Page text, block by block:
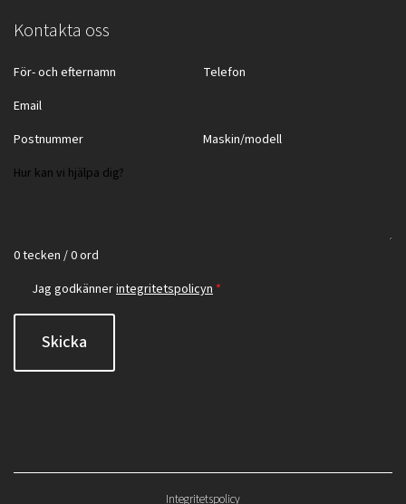
Kontakta oss
0 tecken / 0 ord
Jag godkännerintegritetspolicyn *
Skicka
Integritetspolicy